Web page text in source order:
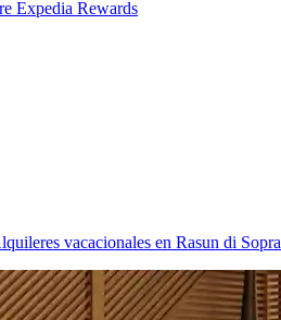
Expedia Rewards
vacacionales en Rasun di Sopra